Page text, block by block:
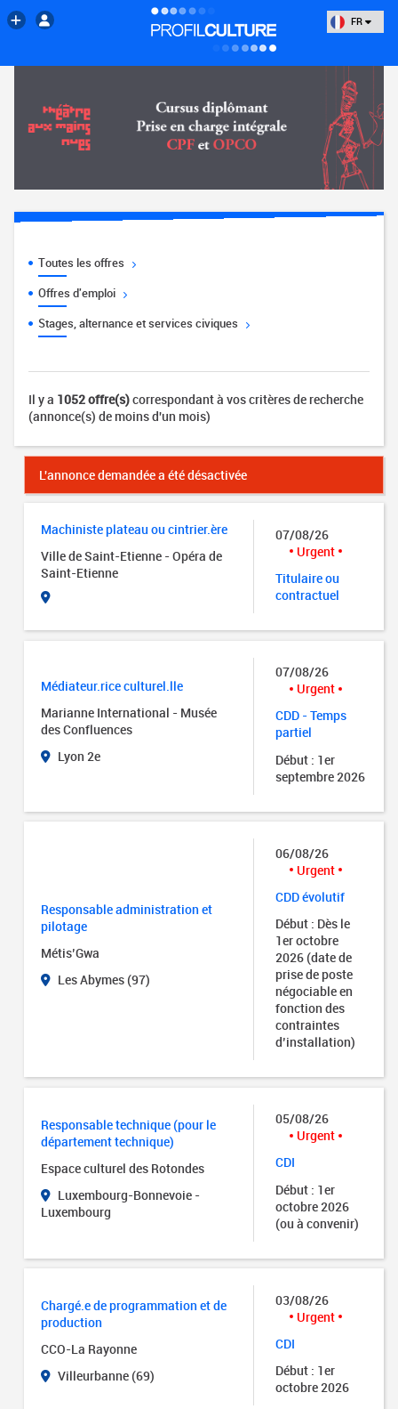
FR
Toutes les offres
Offres d'emploi
Stages, alternance et services civiques
Il y a 1052 offre(s)correspondant à vos critères de recherche
(annonce(s) de moins d'un mois)
L'annonce demandée a été désactivée
Machiniste plateau ou cintrier.ère
Ville de Saint-Etienne - Opéra de
Saint-Etienne
07/08/26
Urgent
Titulaire ou
contractuel
Médiateur.rice culturel.lle
Marianne International - Musée
des Confluences
Lyon 2e
07/08/26
Urgent
CDD - Temps
partiel
Début : 1er
septembre 2026
Responsable administration et
pilotage
Métis’Gwa
Les Abymes (97)
06/08/26
Urgent
CDD évolutif
Début : Dès le
1er octobre
2026 (date de
prise de poste
négociable en
fonction des
contraintes
d’installation)
Responsable technique (pour le
département technique)
Espace culturel des Rotondes
Luxembourg-Bonnevoie -
Luxembourg
05/08/26
Urgent
CDI
Début : 1er
octobre 2026
(ou à convenir)
Chargé.e de programmation et de
production
CCO-La Rayonne
Villeurbanne (69)
03/08/26
Urgent
CDI
Début : 1er
octobre 2026